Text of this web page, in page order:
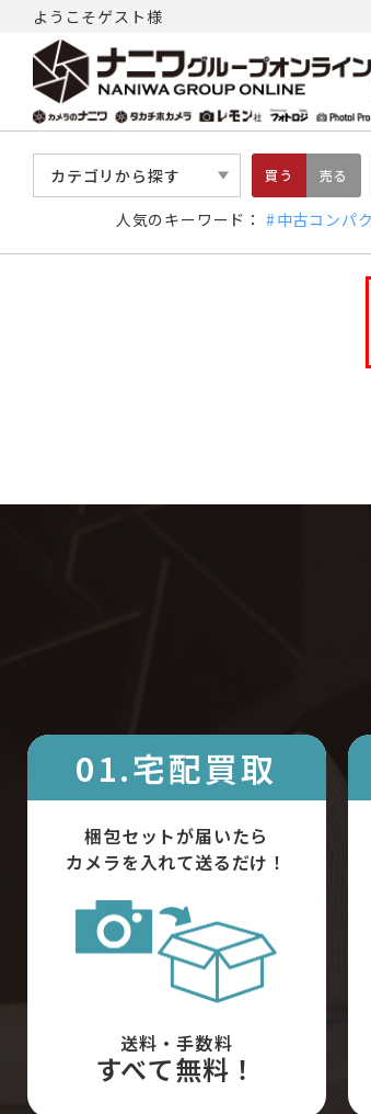
ようこそゲスト様
カテゴリから探す 買う 売る
人気のキーワード： 中古コンパ
01.宅配買取
梱包セットが届いたら
カメラを入れて送るだけ！
送料・手数料
すべて無料！